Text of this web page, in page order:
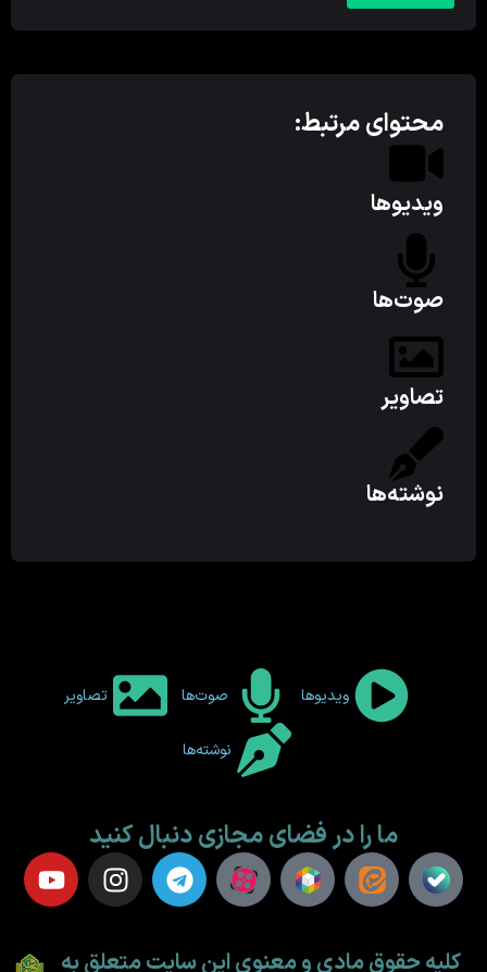
محتوای مرتبط:
ویدیوها
صوت‌ها
تصاویر
نوشته‌ها
ویدیوها صوت‌ها تصاویر
نوشته‌ها
ما را در فضای مجازی دنبال کنید
کلیه حقوق مادی و معنوی این سایت متعلق به